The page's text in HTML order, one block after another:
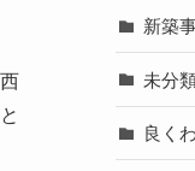
新築
未分
良く